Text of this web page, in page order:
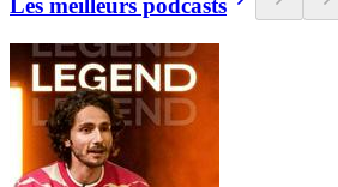
Les meilleurs podcasts